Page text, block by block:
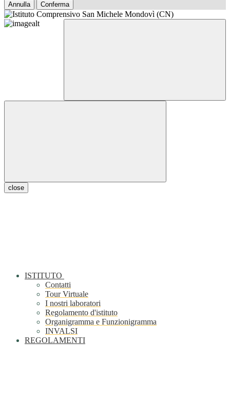
Annulla Conferma
close
ISTITUTO
Contatti
Tour Virtuale
I nostri laboratori
Regolamento d'istituto
Organigramma e Funzionigramma
INVALSI
REGOLAMENTI